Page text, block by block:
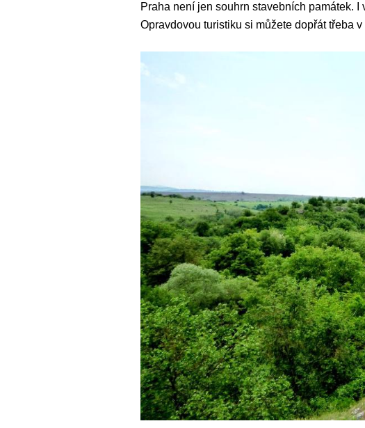
Praha není jen souhrn stavebních památek.
Opravdovou turistiku si můžete dopřát třeba